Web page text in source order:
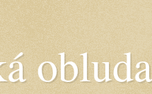
obluda